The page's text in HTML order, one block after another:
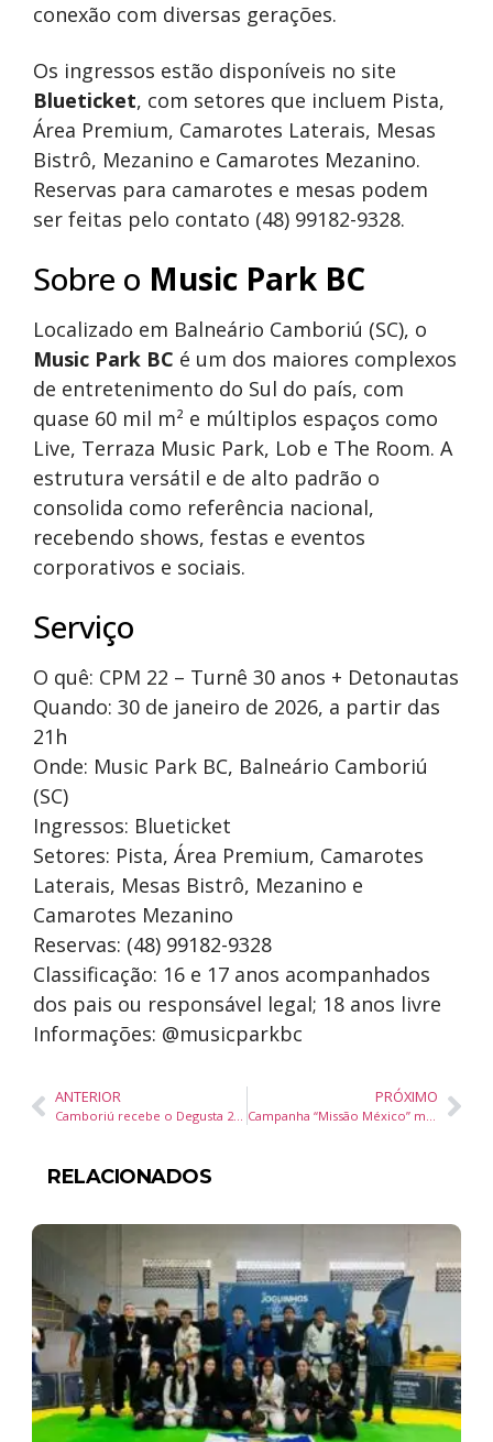
conexão com diversas gerações.
Os ingressos estão disponíveis no site
Blueticket, com setores que incluem Pista,
Área Premium, Camarotes Laterais, Mesas
Bistrô, Mezanino e Camarotes Mezanino.
Reservas para camarotes e mesas podem
ser feitas pelo contato (48) 99182-9328.
Sobre o Music Park BC
Localizado em Balneário Camboriú (SC), o
Music Park BC é um dos maiores complexos
de entretenimento do Sul do país, com
quase 60 mil m² e múltiplos espaços como
Live, Terraza Music Park, Lob e The Room. A
estrutura versátil e de alto padrão o
consolida como referência nacional,
recebendo shows, festas e eventos
corporativos e sociais.
Serviço
O quê: CPM 22 – Turnê 30 anos + Detonautas
Quando: 30 de janeiro de 2026, a partir das
21h
Onde: Music Park BC, Balneário Camboriú
(SC)
Ingressos: Blueticket
Setores: Pista, Área Premium, Camarotes
Laterais, Mesas Bistrô, Mezanino e
Camarotes Mezanino
Reservas: (48) 99182-9328
Classificação: 16 e 17 anos acompanhados
dos pais ou responsável legal; 18 anos livre
Informações: @musicparkbc
ANTERIOR
Camboriú recebe o Degusta 2025 com receitas inéditas inspiradas em filmes brasileiros
PRÓXIMO
Campanha “Missão México” mobiliza Santa Catarina para tratamento inovador de criança com síndrome rara
RELACIONADOS